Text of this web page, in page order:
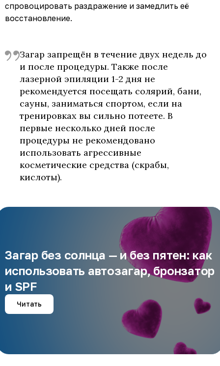
спровоцировать раздражение и замедлить её
восстановление.
Загар запрещён в течение двух недель до
и после процедуры. Также после
лазерной эпиляции 1-2 дня не
рекомендуется посещать солярий, бани,
сауны, заниматься спортом, если на
тренировках вы сильно потеете. В
первые несколько дней после
процедуры не рекомендовано
использовать агрессивные
косметические средства (скрабы,
кислоты).
Загар без солнца — и без пятен: как
использовать автозагар, бронзатор
и SPF
Читать